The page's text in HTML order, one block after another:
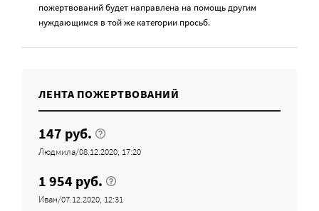
пожертвований будет направлена на помощь другим
нуждающимся в той же категории просьб.
ЛЕНТА ПОЖЕРТВОВАНИЙ
147 руб.
Людмила/08.12.2020, 17:20
1 954 руб.
Иван/07.12.2020, 12:31